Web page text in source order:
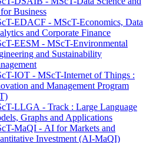
Business
EDACF - MScT-Economics, Data
and Corporate Finance
EESM - MScT-Environmental
and Sustainability
IOT - MScT-Internet of Things :
and Management Program
LLGA - Track : Large Language
Graphs and Applications
MaQI - AI for Markets and
Investment (AI-MaQI)